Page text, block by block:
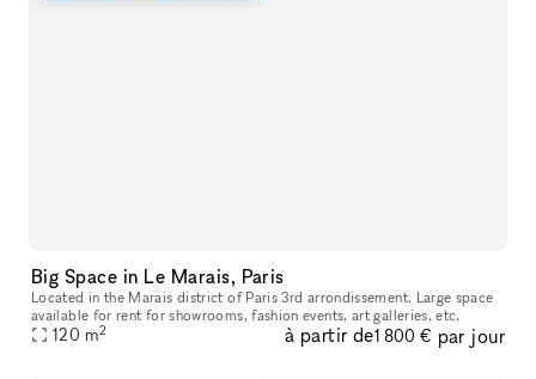
Big Space in Le Marais, Paris
Located in the Marais district of Paris 3rd arrondissement. Large space
available for rent for showrooms, fashion events, art galleries, etc.
120 m2 à partir de1 800 € par jour